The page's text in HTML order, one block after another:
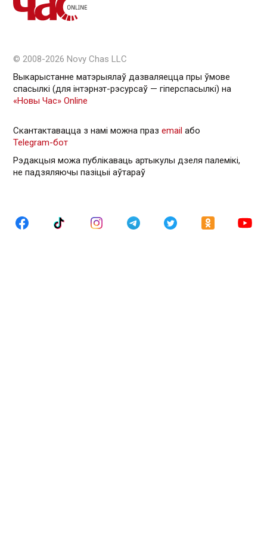
© 2008-2026 Novy Chas LLC
Выкарыстанне матэрыялаў дазваляецца пры ўмове
спасылкі (для інтэрнэт-рэсурсаў — гiперспасылкi) на
«Новы Час» Online
Скантактавацца з намі можна праз email або
Telegram-бот
Рэдакцыя можа публікаваць артыкулы дзеля палемікі,
не падзяляючы пазіцыі аўтараў